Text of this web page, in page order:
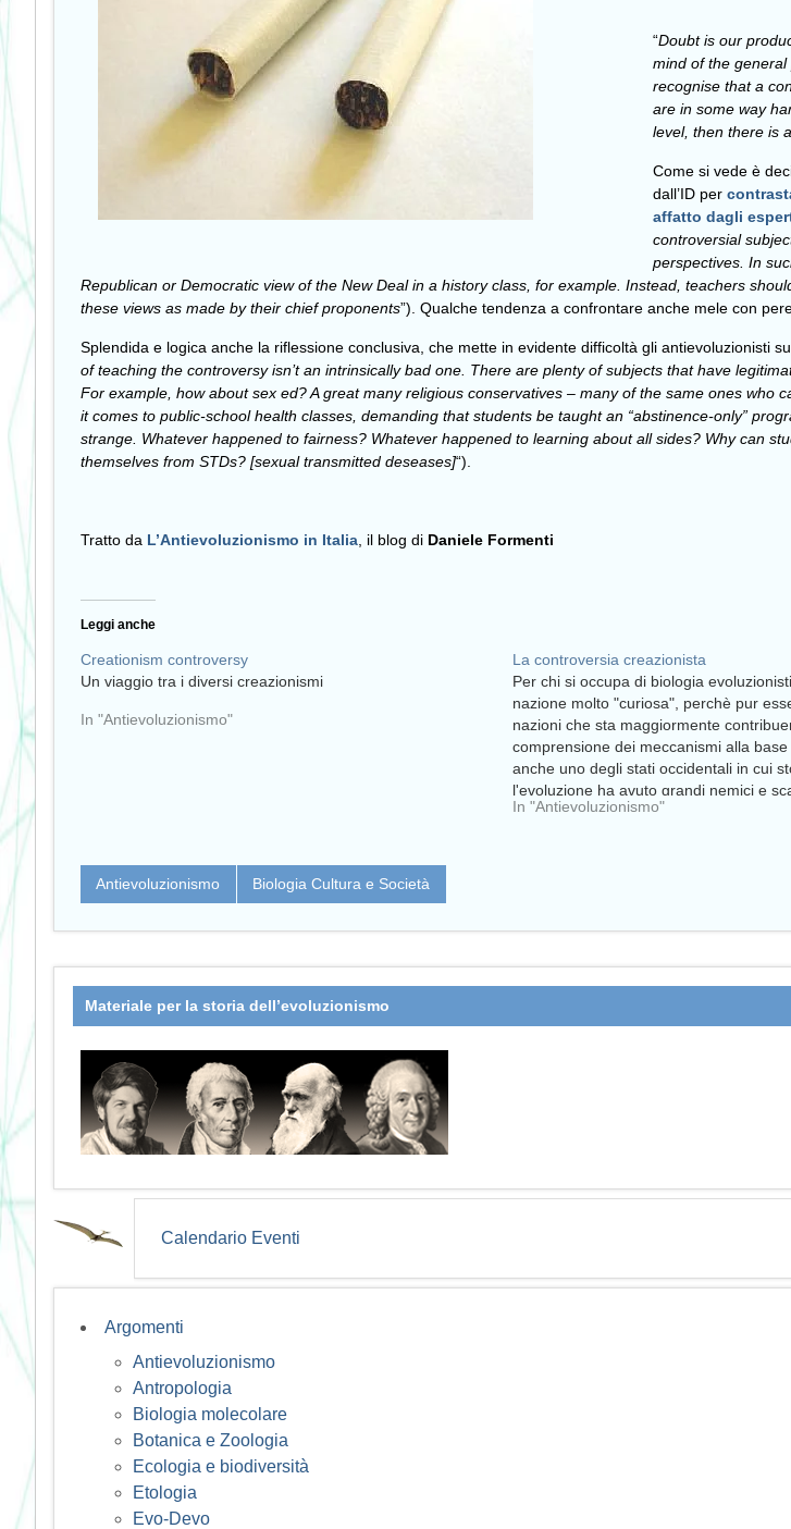
“Doubt is our
mind of the
recognise that a
are in some way
level, then there is
Come si vede è
dall’ID per
affatto dagli
controversial
perspectives. In
Republican or Democratic view of the New Deal in a history class, for example. Instead, teachers
these views as made by their chief proponents”). Qualche tendenza a confrontare anche mele con
Splendida e logica anche la riflessione conclusiva, che mette in evidente difficoltà gli antievoluzionisti
of teaching the controversy isn’t an intrinsically bad one. There are plenty of subjects that have
For example, how about sex ed? A great many religious conservatives – many of the same ones who
it comes to public-school health classes, demanding that students be taught an “abstinence-only”
strange. Whatever happened to fairness? Whatever happened to learning about all sides? Why can
themselves from STDs? [sexual transmitted deseases]“).
Tratto da L’Antievoluzionismo in Italia , il blog di Daniele Formenti
Leggi anche
Creationism controversy
Un viaggio tra i diversi creazionismi
In "Antievoluzionismo"
La controversia creazionista
Per chi si occupa di biologia
nazione molto "curiosa", perchè pur
nazioni che sta maggiormente
comprensione dei meccanismi alla
anche uno degli stati occidentali in cui
l'evoluzione ha avuto grandi nemici e
pubblico.…
In "Antievoluzionismo"
Antievoluzionismo Biologia Cultura e Società
Materiale per la storia dell’evoluzionismo
Calendario Eventi
Argomenti
Antievoluzionismo
Antropologia
Biologia molecolare
Botanica e Zoologia
Ecologia e biodiversità
Etologia
Evo-Devo